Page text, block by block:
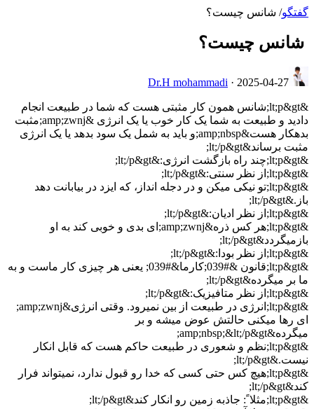
گفتگو/ ‌ شانس چیست؟
‌ شانس چیست؟
Dr.H mohammadi · 2025-04-27
&lt;p&gt;شانس همون کار مثبتی هست که شما در طبیعت انجام
دادید و طبیعت به شما یک کار خوب یا یک انرژی &amp;zwnj;مثبت
بدهکار هست&amp;nbsp;و باید به شمل یک سود بدهد یا یک انرژی
مثبت برساند&lt;/p&gt;
&lt;p&gt;چند راه بازگشت انرژی:&lt;/p&gt;
&lt;p&gt;از نظر سنتی:&lt;/p&gt;
&lt;p&gt;تو نیکی میکن و در دجله انداز، که ایزد در بیابانت دهد
باز.&lt;/p&gt;
&lt;p&gt;از نظر ادیان:&lt;/p&gt;
&lt;p&gt;هر کس ذره&amp;zwnj;ای بدی و خوبی کند به او
بازمیگردد&lt;/p&gt;
&lt;p&gt;از نظر بودا:&lt;/p&gt;
&lt;p&gt;قانون &#039;کارما&#039; یعنی هر چیزی کار ماست و به
ما بر میگرده&lt;/p&gt;
&lt;p&gt;از نظر متافیزیک:&lt;/p&gt;
&lt;p&gt;انرژی در طبیعت از بین نمیرود. وقتی انرژی&amp;zwnj;
ای رها میکنی حالتش عوض میشه و بر
میگرده&amp;nbsp;&lt;/p&gt;
&lt;p&gt;نظم و شعوری در طبیعت حاکم هست که قابل انکار
نیست.&lt;/p&gt;
&lt;p&gt;هیچ کس حتی کسی که خدا رو قبول ندارد، نمیتواند فرار
کند&lt;/p&gt;
&lt;p&gt;مثلا ً: جاذبه زمین رو انکار کند&lt;/p&gt;